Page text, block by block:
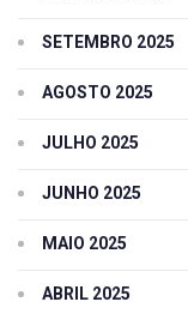
SETEMBRO 2025
AGOSTO 2025
JULHO 2025
JUNHO 2025
MAIO 2025
ABRIL 2025